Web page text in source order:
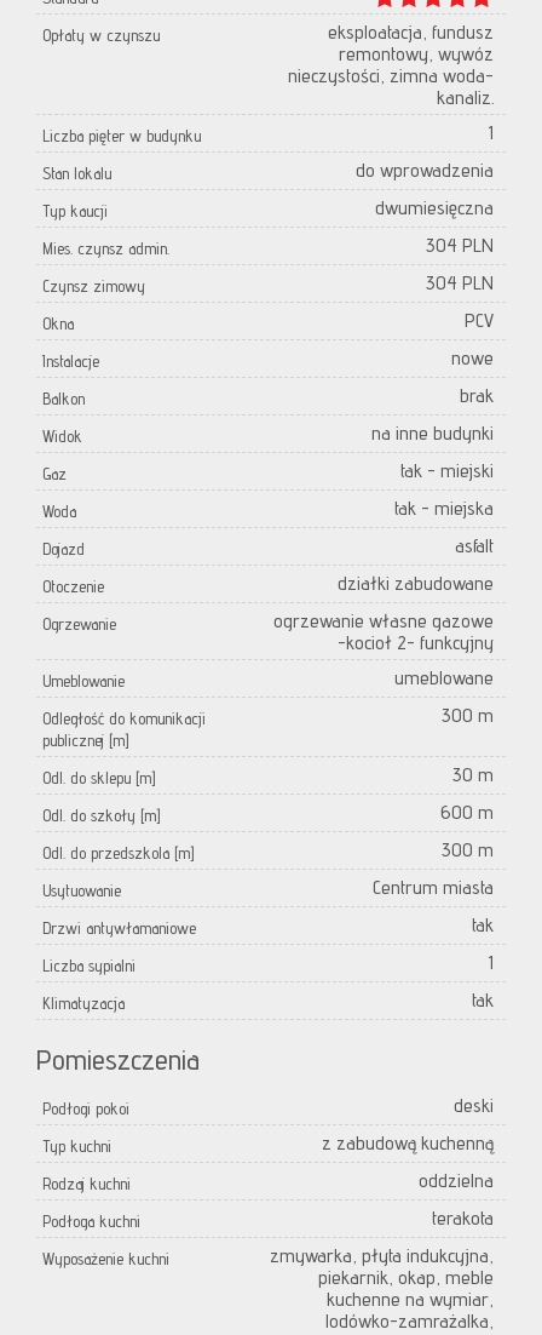
Opłaty w czynszu
eksploatacja, fundusz
remontowy, wywóz
nieczystości, zimna woda-
kanaliz.
Liczba pięter w budynku 1
Stan lokalu do wprowadzenia
Typ kaucji dwumiesięczna
Mies. czynsz admin. 304 PLN
Czynsz zimowy 304 PLN
Okna PCV
Instalacje nowe
Balkon brak
Widok na inne budynki
Gaz tak - miejski
Woda tak - miejska
Dojazd asfalt
Otoczenie działki zabudowane
Ogrzewanie
ogrzewanie własne gazowe
-kocioł 2- funkcyjny
Umeblowanie umeblowane
Odległość do komunikacji
publicznej [m]
300 m
Odl. do sklepu [m] 30 m
Odl. do szkoły [m] 600 m
Odl. do przedszkola [m] 300 m
Usytuowanie Centrum miasta
Drzwi antywłamaniowe tak
Liczba sypialni 1
Klimatyzacja tak
Pomieszczenia
Podłogi pokoi deski
Typ kuchni z zabudową kuchenną
Rodzaj kuchni oddzielna
Podłoga kuchni terakota
Wyposażenie kuchni
zmywarka, płyta indukcyjna,
piekarnik, okap, meble
kuchenne na wymiar,
lodówko-zamrażalka,